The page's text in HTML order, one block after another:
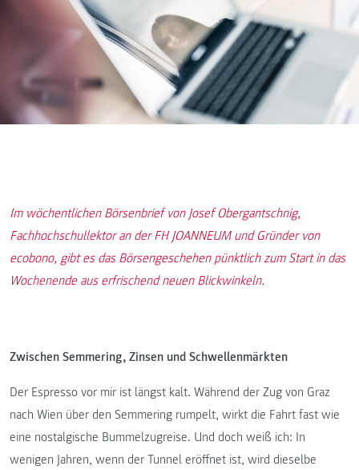
Im wöchentlichen Börsenbrief von Josef Obergantschnig,
Fachhochschullektor an der FH JOANNEUM und Gründer von
ecobono, gibt es das Börsengeschehen pünktlich zum Start in das
Wochenende aus erfrischend neuen Blickwinkeln.
Zwischen Semmering, Zinsen und Schwellenmärkten
Der Espresso vor mir ist längst kalt. Während der Zug von Graz
nach Wien über den Semmering rumpelt, wirkt die Fahrt fast wie
eine nostalgische Bummelzugreise. Und doch weiß ich: In
wenigen Jahren, wenn der Tunnel eröffnet ist, wird dieselbe